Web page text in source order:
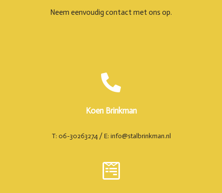
Neem eenvoudig contact met ons op.
Koen Brinkman
T: 06-30263274 / E: info@stalbrinkman.nl